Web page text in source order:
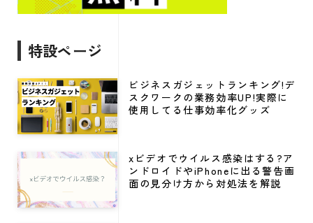
特設ページ
ビジネスガジェットランキング!デ
スクワークの業務効率UP!実際に
使用してる仕事効率化グッズ
xビデオでウイルス感染はする?ア
ンドロイドやiPhoneに出る警告画
面の見分け方から対処法を解説